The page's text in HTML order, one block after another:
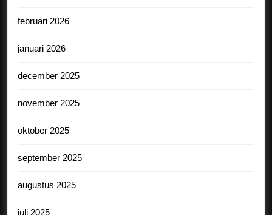
februari 2026
januari 2026
december 2025
november 2025
oktober 2025
september 2025
augustus 2025
juli 2025